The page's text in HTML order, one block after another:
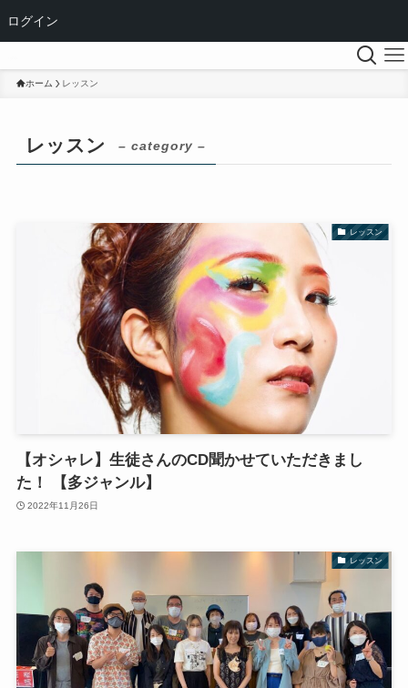
ログイン
ホーム レッスン
レッスン – category –
レッスン
【オシャレ】生徒さんのCD聞かせていただきまし
た！ 【多ジャンル】
2022年11月26日
レッスン